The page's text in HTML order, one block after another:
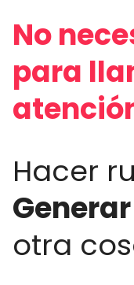
No
para
Hacer
otra